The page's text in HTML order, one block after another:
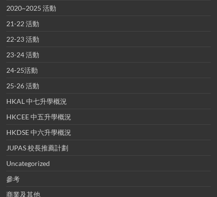
2020~2025 活動
21-22 活動
22-23 活動
23-24 活動
24-25活動
25-26 活動
HKAL 中七升學概況
HKCEE 中五升學概況
HKDSE 中六升學概況
JUPAS 校長推薦計劃
Uncategorized
參考
商業及其他